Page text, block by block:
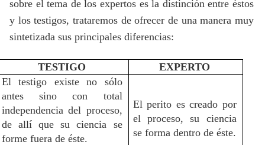
sobre el tema de los expertos es la distinción entre éstos
y los testigos, trataremos de ofrecer de una manera muy
sintetizada sus principales diferencias:
TESTIGO
EXPERTO
El testigo existe no sólo
antes sino con total
independencia del proceso,
de allí que su ciencia se
forme fuera de éste.
El perito es creado por
el proceso, su ciencia
se forma dentro de éste.